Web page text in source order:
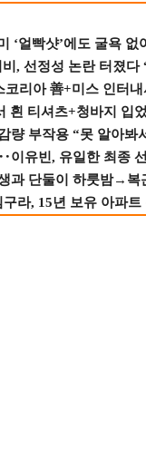
‘얼빡샷’에도 굴욕 없
, 선정성 논란 터졌다
코리아 善+미스 인터
흰 티셔츠+청바지 입
량 부작용 “못 알아봐
이유빈, 유일한 최종
과 단둘이 하룻밤→복
라, 15년 보유 아파